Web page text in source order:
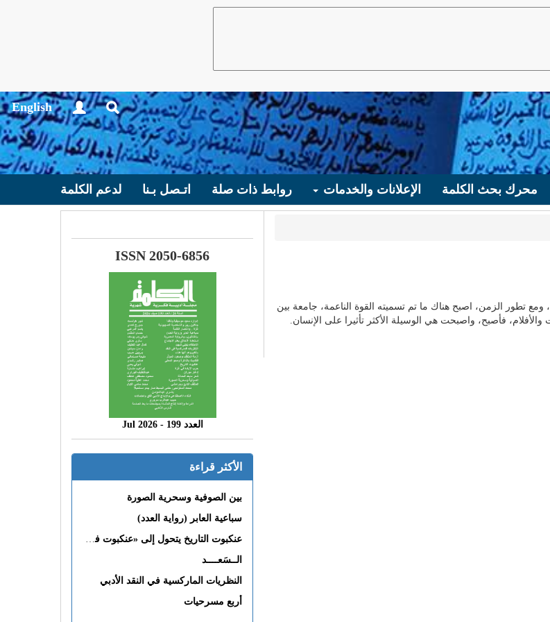
English
محرك بحث الكلمة الإعلانات والخدمات روابط ذات صلة اتـصل بـنا لدعم الكلمة
تطور الزمن، اصبح هناك ما تم تسميته القوة الناعمة، جامعة بين
والأفلام، فأصبح، واصبحت هي الوسيلة الأكثر تأثيرا على الإنسان.
ISSN 2050-6856
العدد 199 - 2026 Jul
الأكثر قراءة
بين الصوفية وسحرية الصورة
سباعية العابر (رواية العدد)
عنكبوت التاريخ يتحول إلى «عنكبوت فى القلب»
الــسَعــــد
النظريات الماركسية في النقد الأدبي
أربع مسرحيات